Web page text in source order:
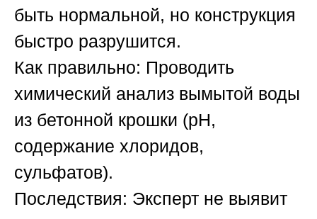
быть нормальной, но конструкция
быстро разрушится.
Как правильно: Проводить
химический анализ вымытой воды
из бетонной крошки (pH,
содержание хлоридов,
сульфатов).
Последствия: Эксперт не выявит